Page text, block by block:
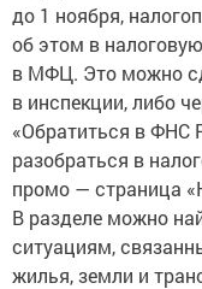
до 1 ноября,
об этом в
в МФЦ. Это можно
в инспекции, либо
«Обратиться в ФНС
разобраться в
промо — страница
В разделе можно
ситуациям,
жилья, земли и